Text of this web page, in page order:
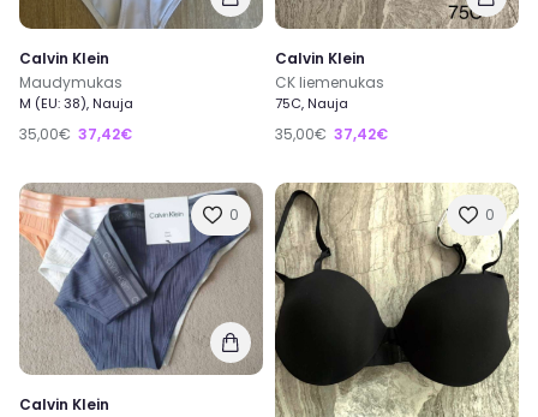
Calvin Klein
Maudymukas
M (EU: 38), Nauja
35,00€ 37,42€
Calvin Klein
CK liemenukas
75C, Nauja
35,00€ 37,42€
0
Calvin Klein
0